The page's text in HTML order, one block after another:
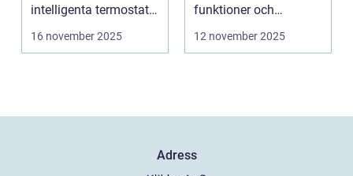
intelligenta termostater
och ...
16 november 2025
funktioner och
användargränss...
12 november 2025
Adress